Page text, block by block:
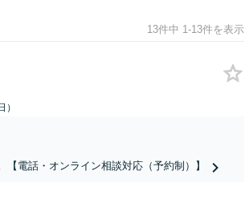
13件中 1-13件を表示
電話・オンライン相談対応（予約制）】